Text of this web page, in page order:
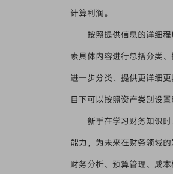
计算利润。
按照提供信息的详细
素具体内容进行总括分类
进一步分类、提供更详细
目下可以按照资产类别设置
新手在学习财务知识
能力，为未来在财务领域
财务分析、预算管理、成